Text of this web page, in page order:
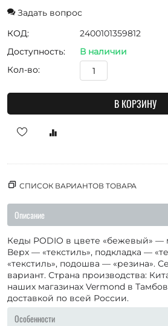
Задать вопрос
КОД:
2400101359812
Доступность:
В наличии
Кол-во:
В КОРЗИНУ
СПИСОК ВАРИАНТОВ ТОВАРА
Описание
Кеды PODIO в цвете «бежевый» —
Верх — «текстиль», подкладка —
«текстиль», подошва — «резина».
вариант. Страна производства:
наших магазинах Vermond в
доставкой по всей России.
Особенности